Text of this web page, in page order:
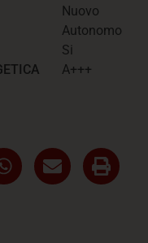
Nuovo
Autonomo
Si
A+++